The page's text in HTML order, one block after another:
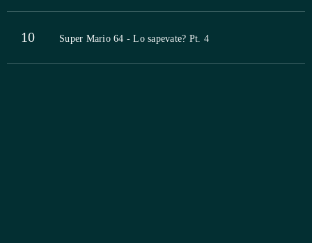
10 Super Mario 64 - Lo sapevate? Pt. 4